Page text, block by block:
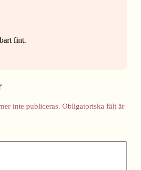
fint.
inte publiceras. Obligatoriska fält är